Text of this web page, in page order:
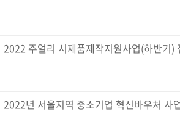
2022 주얼리 시제품제작지원사업(하반기)
2022년 서울지역 중소기업 혁신바우처 사